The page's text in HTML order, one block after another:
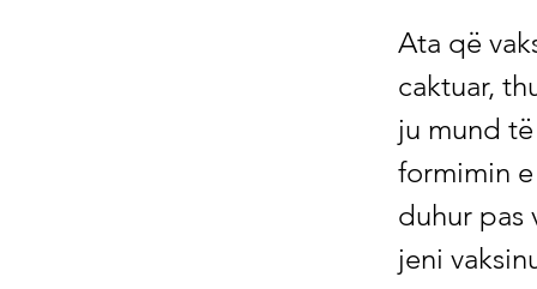
Ata që vaksinohen kundër koronës duhet të hanë një dietë të caktuar, thuhet apo lexohet dhe dëgjohet në disa vende. Sepse ju mund të ndikoni në efektin e vaksinimit me dietën tuaj, pra në formimin e antitrupave. Ne shpjegojmë se çfarë është dieta e duhur pas vaksinimit. Si të hani pas vaksinimit kundër koronës Ju jeni vaksinuar kundër Corona dhe natyrisht tani doni që vaksinimi të funksionojë në mënyrë optimale për ju. Sepse dihet se ka edhe të ashtuquajtura përparime të vaksinimit. Këta janë njerëz që marrin Covid-19 pavarësisht se kanë një vaksinim të plotë, të cilin natyrisht ju doni të shmangni sa më shumë që të jetë e mundur. Prej disa kohësh është njoftuar në internet se një dietë e caktuar mund të zgjedh efektin e vaksinimit ose të minimizojë rrezikun që të mos funksionojë siç duhet. Dieta e duhur mund të nxisë formimin e antitrupave - dhe kjo është pikërisht ajo që dëshironi si person i vaksinuar: antitrupa kundër SARS CoV2. A nuk jeni vaksinuar? Atëherë mund të jeni të interesuar për artikullin tonë Parandalimi Covid-19: A është vaksinimi opsioni i vetëm? Ushqimi i duhur ndihmon njerëzit e vaksinuar dhe të pavaksinuar Para së gjithash, ne dëshirojmë të theksojmë se ky tekst nuk ka të bëjë me atë nëse duhet të vaksinoheni apo jo, nëse vaksinimi është i mirë apo i keq, nëse funksionon apo jo. Vaksinimi duhet të jetë gjithmonë një vendim individual (edhe nëse dikush aktualisht po përpiqet të detyrojë njerëzit e pavaksinuar të vaksinohen me masa të ndryshme). Ky tekst u krijua kryesisht sepse na pyetën disa herë për këtë temë, ne jemi atje për lexuesit e vaksinuar dhe të pavaksinuar dhe nuk mbështesim ndarjen aktuale në shoqëri në portalin tonë. Një